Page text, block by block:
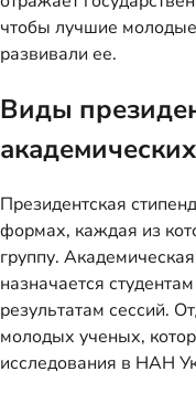
чтобы лучшие
развивали ее.
Виды
Президентская
формах, каждая из
группу.
назначается
результатам сессий.
молодых ученых,
исследования в НАН